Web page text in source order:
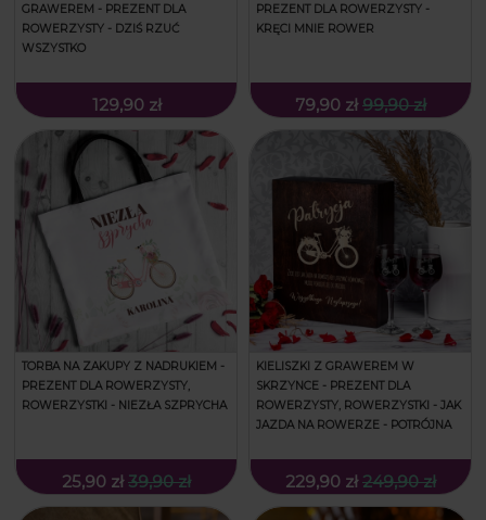
GRAWEREM - PREZENT DLA
ROWERZYSTY - DZIŚ RZUĆ
WSZYSTKO
129,90 zł
PREZENT DLA ROWERZYSTY -
KRĘCI MNIE ROWER
79,90 zł 99,90 zł
TORBA NA ZAKUPY Z NADRUKIEM -
PREZENT DLA ROWERZYSTY,
ROWERZYSTKI - NIEZŁA SZPRYCHA
25,90 zł 39,90 zł
KIELISZKI Z GRAWEREM W
SKRZYNCE - PREZENT DLA
ROWERZYSTY, ROWERZYSTKI - JAK
JAZDA NA ROWERZE - POTRÓJNA
229,90 zł 249,90 zł